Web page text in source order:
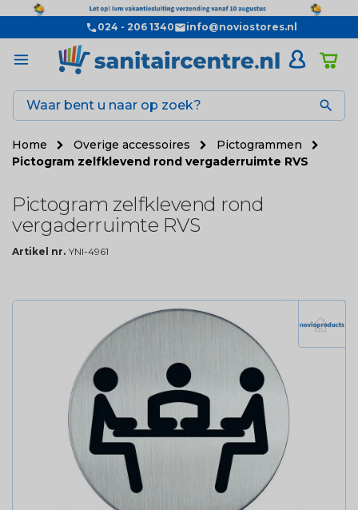
024 - 206 1340 info@noviostores.nl

Home Overige accessoires
Pictogrammen
Pictogram zelfklevend rond vergaderruimte RVS
Pictogram zelfklevend rond
vergaderruimte RVS
Artikel nr. YNI-4961